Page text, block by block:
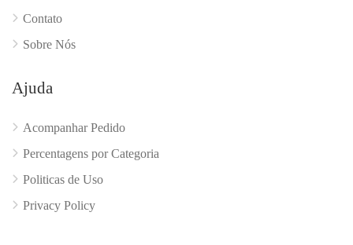
Contato
Sobre Nós
Ajuda
Acompanhar Pedido
Percentagens por Categoria
Politicas de Uso
Privacy Policy